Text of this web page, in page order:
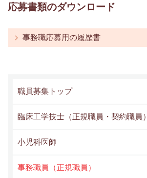
応募書類のダウンロード
事務職応募用の履歴書
職員募集トップ
臨床工学技士（正規職員・契約職員）
小児科医師
事務職員（正規職員）